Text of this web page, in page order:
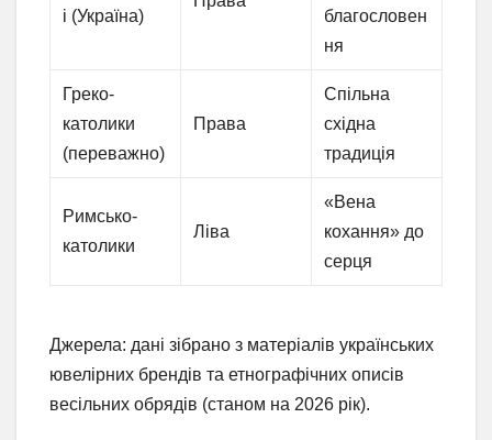
і (Україна)
благословен
ня
Греко-
католики
(переважно)
Права
Спільна
східна
традиція
Римсько-
католики
Ліва
«Вена
кохання» до
серця
Джерела: дані зібрано з матеріалів українських
ювелірних брендів та етнографічних описів
весільних обрядів (станом на 2026 рік).